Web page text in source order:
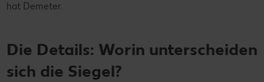
hat Demeter.
Die Details: Worin unterscheiden
sich die Siegel?